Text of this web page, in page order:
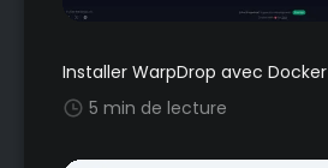
Installer WarpDrop avec Docker
5 min de lecture